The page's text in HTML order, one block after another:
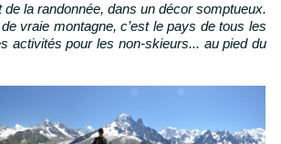
de la randonnée, dans un décor somptueux.
vraie montagne, c’est le pays de tous les
activités pour les non-skieurs... au pied du